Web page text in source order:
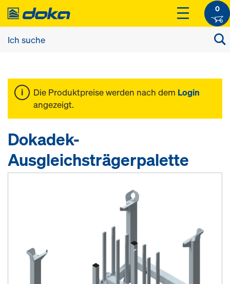
0
Die Produktpreise werden nach dem Login
angezeigt.
Dokadek-
Ausgleichsträgerpalette